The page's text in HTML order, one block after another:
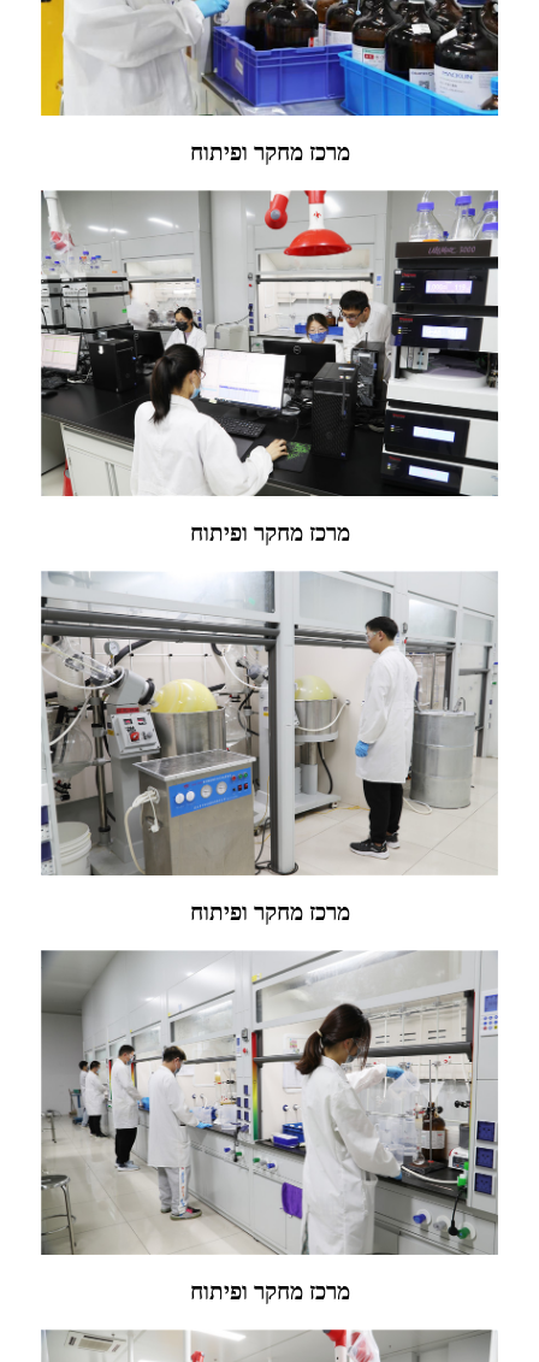
מרכז מחקר ופיתוח
מרכז מחקר ופיתוח
מרכז מחקר ופיתוח
מרכז מחקר ופיתוח